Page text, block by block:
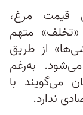
قیمت مرغ،
«تخلف» متهم
از طریق
به‌رغم
می‌گویند با
ندارد.